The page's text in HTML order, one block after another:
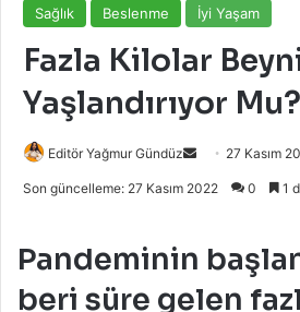
Sağlık Beslenme İyi Yaşam
Fazla Kilolar
Yaşlandırıyor Mu?
Editör Yağmur Gündüz
Bir
27 Kasım
Son güncelleme: 27 Kasım 2022 0 1
Pandeminin
beri süre gelen